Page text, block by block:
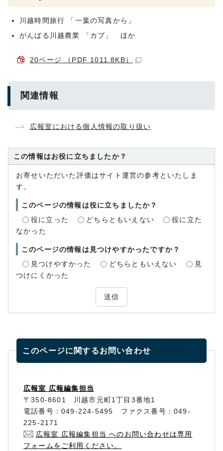
川越時間旅行 「一葉の写真から」
がんばる川越農業 「カブ」 ほか
20ページ （PDF 1011.8KB）
関連情報
広報室における個人情報の取り扱い
この情報はお役に立ちましたか？
お寄せいただいた評価はサイト運営の参考といたしま
す。
このページの情報は役に立ちましたか？
役に立った
どちらともいえない
役に立た
なかった
このページの情報は見つけやすかったですか？
見つけやすかった
どちらともいえない
見
つけにくかった
送信
このページに関するお問い合わせ
広報室 広報編集担当
〒350-8601 川越市元町1丁目3番地1
電話番号：049-224-5495 ファクス番号：049-
225-2171
広報室 広報編集担当 へのお問い合わせは専用
フォームをご利用ください。